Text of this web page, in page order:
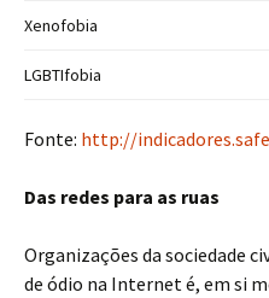
Xenofobia
LGBTIfobia
Fonte: http://
Das redes para as ruas
Organizações da sociedade
de ódio na Internet é, em si